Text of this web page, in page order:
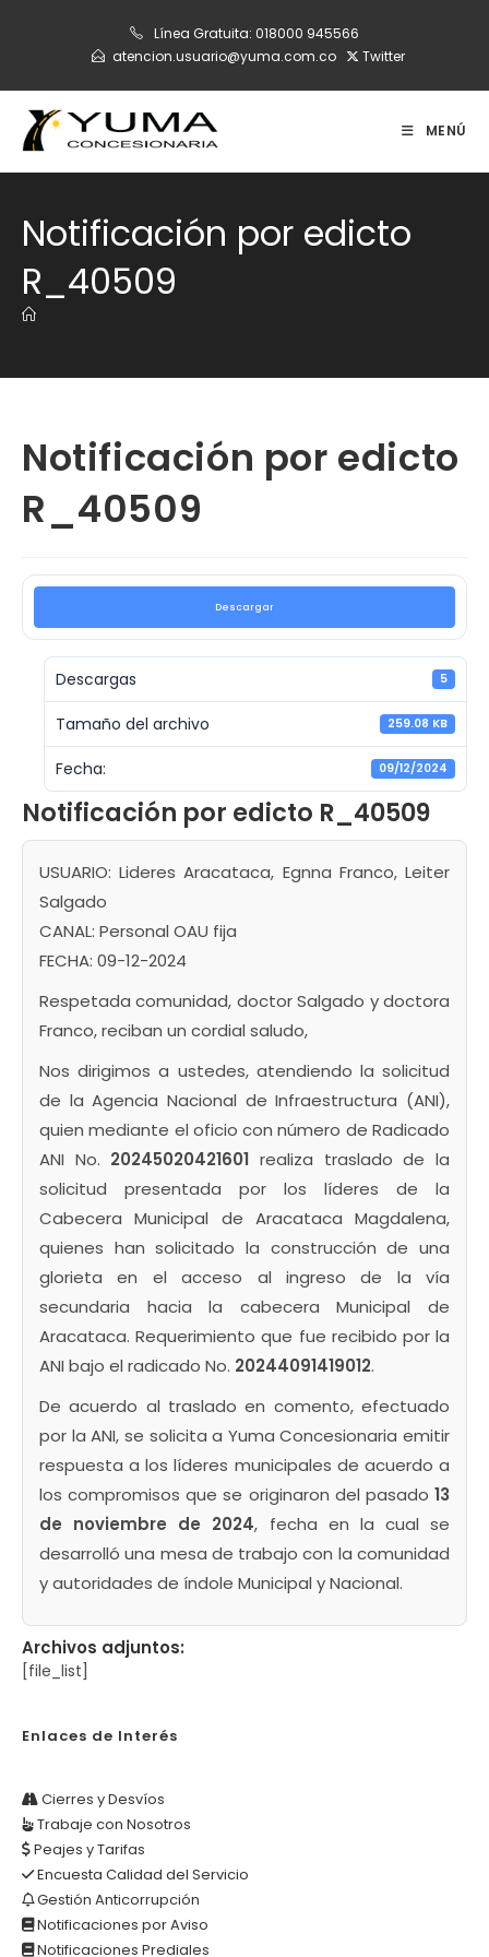
Línea Gratuita: 018000 945566
atencion.usuario@yuma.com.co
Twitter
MENÚ
Notificación por edicto
R_40509
Notificación por edicto
R_40509
Descargar
Descargas 5
Tamaño del archivo 259.08 KB
Fecha: 09/12/2024
Notificación por edicto R_40509
USUARIO: Lideres Aracataca, Egnna Franco, Leiter
Salgado
CANAL: Personal OAU fija
FECHA: 09-12-2024
Respetada comunidad, doctor Salgado y doctora
Franco, reciban un cordial saludo,
Nos dirigimos a ustedes, atendiendo la solicitud
de la Agencia Nacional de Infraestructura (ANI),
quien mediante el oficio con número de Radicado
ANI No. 20245020421601 realiza traslado de la
solicitud presentada por los líderes de la
Cabecera Municipal de Aracataca Magdalena,
quienes han solicitado la construcción de una
glorieta en el acceso al ingreso de la vía
secundaria hacia la cabecera Municipal de
Aracataca. Requerimiento que fue recibido por la
ANI bajo el radicado No. 20244091419012.
De acuerdo al traslado en comento, efectuado
por la ANI, se solicita a Yuma Concesionaria emitir
respuesta a los líderes municipales de acuerdo a
los compromisos que se originaron del pasado 13
de noviembre de 2024, fecha en la cual se
desarrolló una mesa de trabajo con la comunidad
y autoridades de índole Municipal y Nacional.
Archivos adjuntos:
[file_list]
Enlaces de Interés
Cierres y Desvíos
Trabaje con Nosotros
Peajes y Tarifas
Encuesta Calidad del Servicio
Gestión Anticorrupción
Notificaciones por Aviso
Notificaciones Prediales